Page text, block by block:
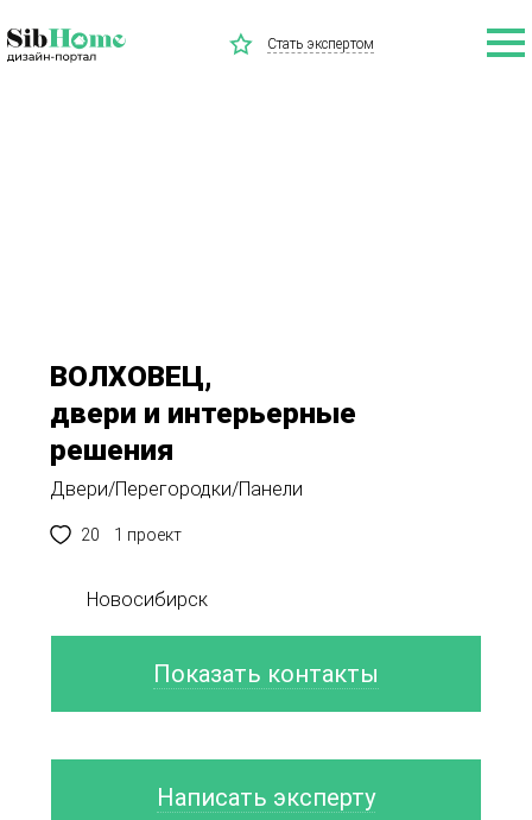
Стать экспертом
ВОЛХОВЕЦ,
двери и интерьерные
решения
Двери/Перегородки/Панели
20 1 проект
Новосибирск
Показать контакты
Написать эксперту